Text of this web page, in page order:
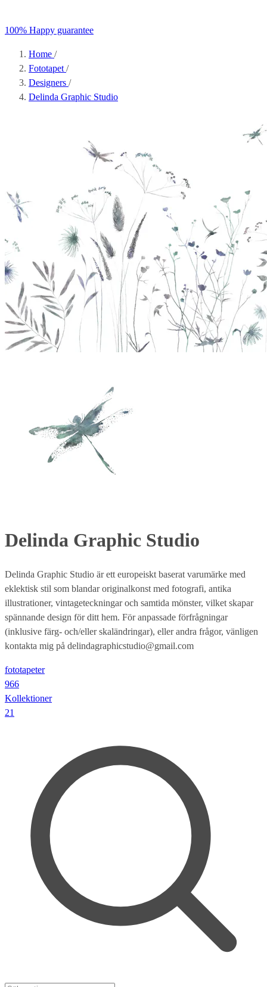
100% Happy guarantee
Home /
Fototapet /
Designers /
Delinda Graphic Studio
Delinda Graphic Studio
Delinda Graphic Studio är ett europeiskt baserat varumärke med
eklektisk stil som blandar originalkonst med fotografi, antika
illustrationer, vintageteckningar och samtida mönster, vilket skapar
spännande design för ditt hem. För anpassade förfrågningar
(inklusive färg- och/eller skaländringar), eller andra frågor, vänligen
kontakta mig på delindagraphicstudio@gmail.com
fototapeter
966
Kollektioner
21